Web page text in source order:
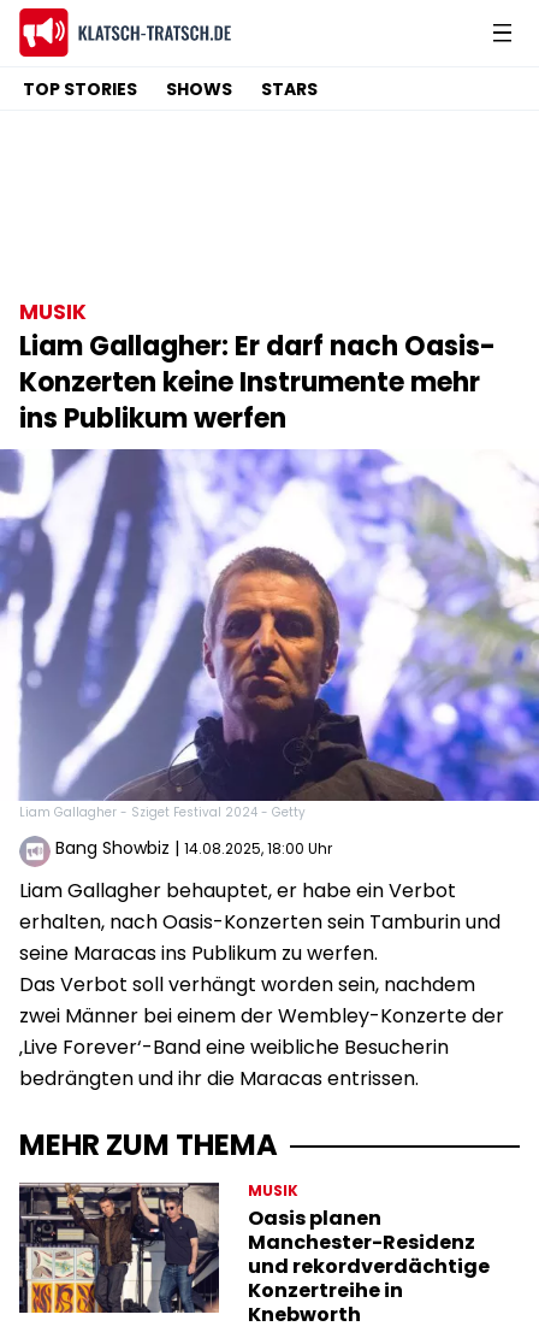
TOP STORIES SHOWS STARS
MUSIK
Liam Gallagher: Er darf nach Oasis-
Konzerten keine Instrumente mehr
ins Publikum werfen
Liam Gallagher - Sziget Festival 2024 - Getty
Bang Showbiz | 14.08.2025, 18:00 Uhr
Liam Gallagher behauptet, er habe ein Verbot
erhalten, nach Oasis-Konzerten sein Tamburin und
seine Maracas ins Publikum zu werfen.
Das Verbot soll verhängt worden sein, nachdem
zwei Männer bei einem der Wembley-Konzerte der
‚Live Forever‘-Band eine weibliche Besucherin
bedrängten und ihr die Maracas entrissen.
MEHR ZUM THEMA
MUSIK
Oasis planen
Manchester-Residenz
und rekordverdächtige
Konzertreihe in
Knebworth